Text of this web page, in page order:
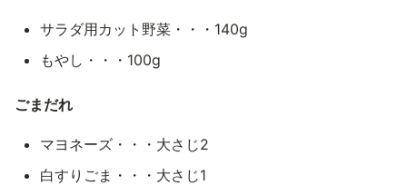
サラダ用カット野菜・・・140g
もやし・・・100g
ごまだれ
マヨネーズ・・・大さじ2
白すりごま・・・大さじ1